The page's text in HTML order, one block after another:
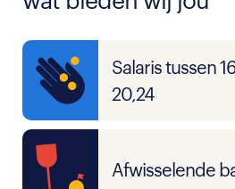
Salaris tussen
20,24
Afwisselende